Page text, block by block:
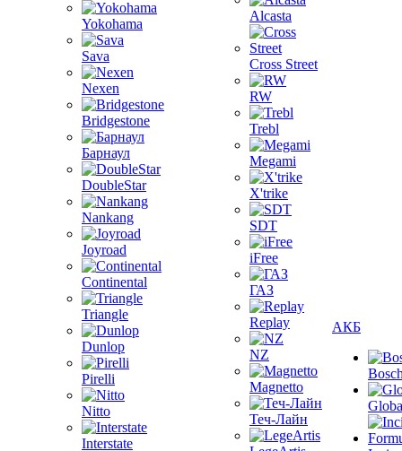
Yokohama
Sava
Nexen
Bridgestone
Барнаул
DoubleStar
Nankang
Joyroad
Continental
Triangle
Dunlop
Pirelli
Nitto
Interstate
Alcasta
Cross Street
RW
Trebl
Megami
X'trike
SDT
iFree
ГАЗ
Replay
NZ
Magnetto
Теч-Лайн
АКБ